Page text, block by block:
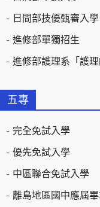
日間部技優甄審入學
進修部單獨招生
進修部護理系「護理
五專
完全免試入學
優先免試入學
中區聯合免試入學
離島地區國中應屆